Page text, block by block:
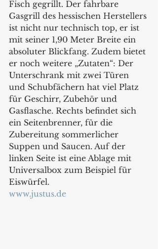
Fisch gegrillt. Der fahrbare
Gasgrill des hessischen Herstellers
ist nicht nur technisch top, er ist
mit seiner 1,90 Meter Breite ein
absoluter Blickfang. Zudem bietet
er noch weitere „Zutaten“: Der
Unterschrank mit zwei Türen
und Schubfächern hat viel Platz
für Geschirr, Zubehör und
Gasflasche. Rechts befindet sich
ein Seitenbrenner, für die
Zubereitung sommerlicher
Suppen und Saucen. Auf der
linken Seite ist eine Ablage mit
Universalbox zum Beispiel für
Eiswürfel.
www.justus.de